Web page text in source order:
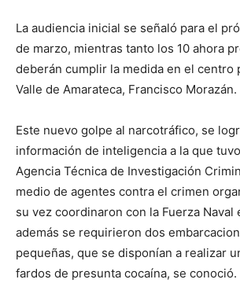
La audiencia inicial se señaló para el
de marzo, mientras tanto los 10 ahora
deberán cumplir la medida en el centro
Valle de Amarateca, Francisco Morazán.
Este nuevo golpe al narcotráfico, se
información de inteligencia a la que
Agencia Técnica de Investigación
medio de agentes contra el crimen
su vez coordinaron con la Fuerza Naval
además se requirieron dos
pequeñas, que se disponían a realizar
fardos de presunta cocaína, se conoció.